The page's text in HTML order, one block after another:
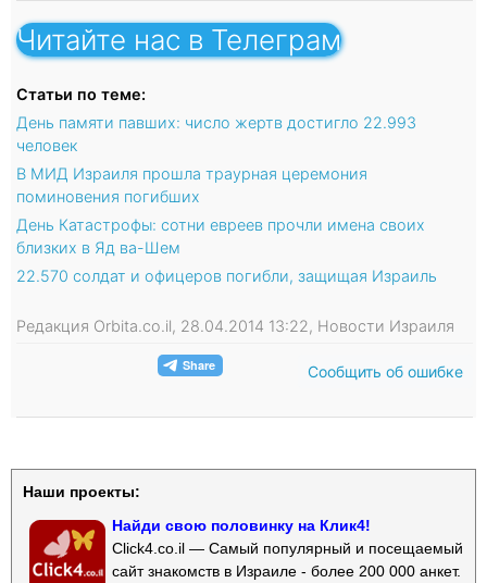
Читайте нас в Телеграм
Статьи по теме:
День памяти павших: число жертв достигло 22.993
человек
В МИД Израиля прошла траурная церемония
поминовения погибших
День Катастрофы: сотни евреев прочли имена своих
близких в Яд ва-Шем
22.570 солдат и офицеров погибли, защищая Израиль
Редакция Orbita.co.il, 28.04.2014 13:22, Новости Израиля
Сообщить об ошибке
Наши проекты:
Найди свою половинку на Клик4!
Click4.co.il — Самый популярный и посещаемый
сайт знакомств в Израиле - более 200 000 анкет.